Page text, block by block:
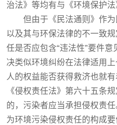
治法》等均有与《环境保护法
但由于《民法通则》作为
以及其与环保法律的不一致
任是否应包含“违法性”要件
决类似环境纠纷在法律适用
人的权益能否获得救济也就
《侵权责任法》第六十五条
的，污染者应当承担侵权责任
为环境污染侵权责任的构成